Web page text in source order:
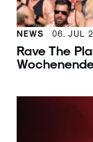
NEWS 06. JUL
Rave The